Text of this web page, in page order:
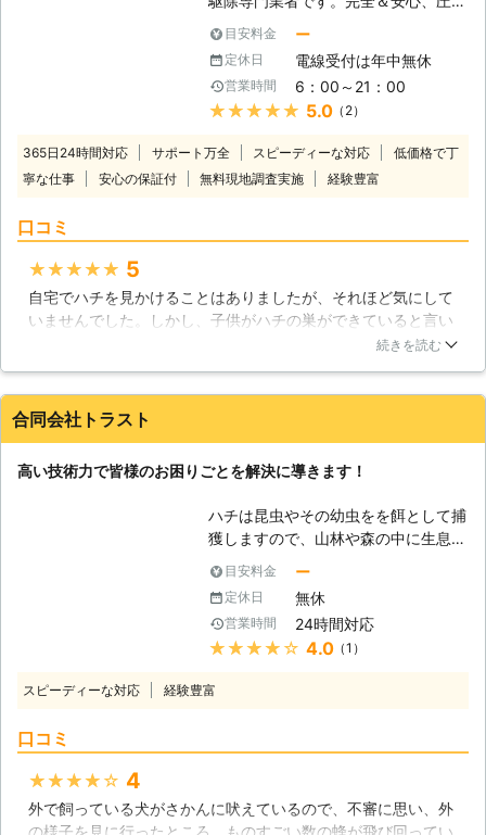
ますので、まずはお気軽にご相談くだ
さい。 年間管理など、毎年リピート
してくださるお客様多数いらっしゃい
ますので、ご満足いただけると思いま
す。まずは、無料にてお見積もりをい
たしますので、ご連絡をお待ちしてお
ります。
的な技術力の違いが自慢です！ 【無
くならないスズメバチの被害】 スズ
メバチは危険な生き物、そのような認
識があるにも関わらず、毎年スズメバ
チに襲われて亡くなる方が後を絶ちま
生活圏に近づいていて、家の周囲の予
想もしない、気付き難い場所に巣を作
をご依頼になる方の中には「他社で駆
除してもらったもののスズメバチの出
入りが止まらない」「巣がないはずな
く「どのように撤去したのか」という
てもスズメバチが今後も居座る要素を
残しては意味がないからです。 弊社
では本命のハチ駆除はもちろん、二次
被害（駆除したハチの巣から飛び出た
ハチがご近所様の外壁やサッシに飛び
火すること）の防止までしっかりと対
応させて頂いております。 スズメバ
チをはじめあらゆるハチ駆除は、技術
目安料金 ー
定休日 電線受付は年中無休
営業時間 6：00～21：00
★★★★★ 5.0（2）
365日24時間対応 サポート万全 スピーディーな対応
低価格で丁
寧な仕事
安心の保証付 無料現地調査実施 経験豊富
口コミ
★★★★★ 5
自宅でハチを見かけることはありましたが、それほど気にして
いませんでした。しかし、子供がハチの巣ができていると言い
出し、見てみると、かなり大きな巣が2階のベランダにありま
離れていましたが、あっという間に巣はなくなりました。安心
できたと同時に、素早さに驚き、後片付けもきれいで感謝しか
続きを読む
合同会社トラスト
高い技術力で皆様のお困りごとを解決に導きます！
ハチは昆虫やその幼虫をを餌として捕
獲しますので、山林や森の中に生息し
ています。しかし、最近では住宅地に
ハチが現れて営巣するようになり、人
間を刺す被害が急増しています。森林
開発が原因で本来の住処が奪われたた
め、新興の住宅地に営巣するようにな
達の生活空間にハチの巣があること
社トラスト」までご連絡ください！皆
目安料金 ー
定休日 無休
営業時間 24時間対応
★★★★★ 4.0（1）
スピーディーな対応 経験豊富
口コミ
★★★★★ 4
外で飼っている犬がさかんに吠えているので、不審に思い、外
の様子を見に行ったところ、ものすごい数の蜂が飛び回ってい